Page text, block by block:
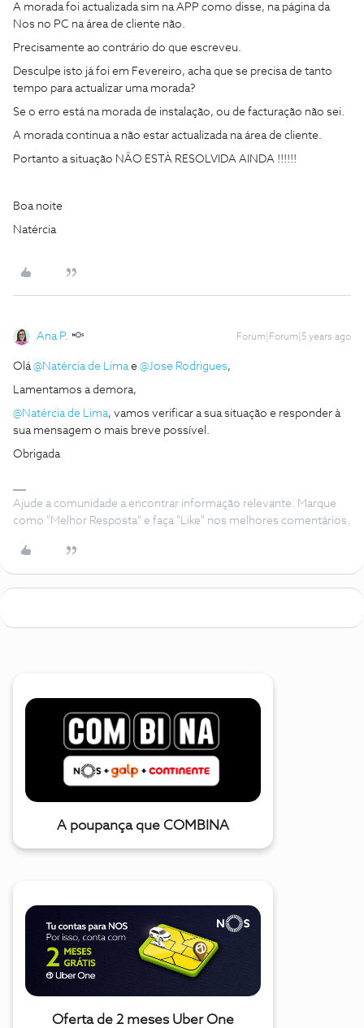
A morada foi actualizada sim na APP como disse, na página da
Nos no PC na área de cliente não.
Precisamente ao contrário do que escreveu.
Desculpe isto já foi em Fevereiro, acha que se precisa de tanto
tempo para actualizar uma morada?
Se o erro está na morada de instalação, ou de facturação não sei.
A morada continua a não estar actualizada na área de cliente.
Portanto a situação NÂO ESTÀ RESOLVIDA AINDA !!!!!!
Boa noite
Natércia
Ana P. Forum|Forum|5 years ago
Olá @Natércia de Lima e @Jose Rodrigues,
Lamentamos a demora,
@Natércia de Lima, vamos verificar a sua situação e responder à
sua mensagem o mais breve possível.
Obrigada
Ajude a comunidade a encontrar informação relevante. Marque
como "Melhor Resposta" e faça "Like" nos melhores comentários.
A poupança que COMBINA
Oferta de 2 meses Uber One